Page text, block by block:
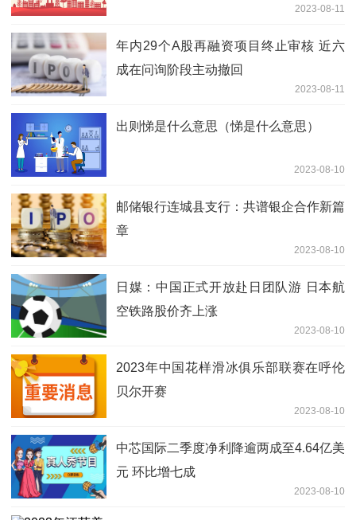
2023-08-11
年内29个A股再融资项目终止审核 近六
成在问询阶段主动撤回
2023-08-11
出则悌是什么意思（悌是什么意思）
2023-08-10
邮储银行连城县支行：共谱银企合作新篇
章
2023-08-10
日媒：中国正式开放赴日团队游 日本航
空铁路股价齐上涨
2023-08-10
2023年中国花样滑冰俱乐部联赛在呼伦
贝尔开赛
2023-08-10
中芯国际二季度净利降逾两成至4.64亿美
元 环比增七成
2023-08-10